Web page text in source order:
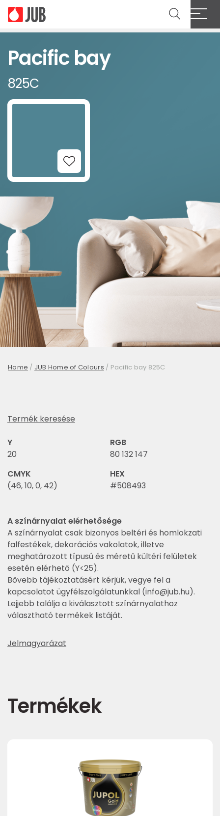
Pacific bay
825C
Add to Wishlist
Home / JUB Home of Colours / Pacific bay 825C
Termék keresése
Y
20
RGB
80 132 147
CMYK
(46, 10, 0, 42)
HEX
#508493
A színárnyalat elérhetősége
A színárnyalat csak bizonyos beltéri és homlokzati
falfestékek, dekorációs vakolatok, illetve
meghatározott típusú és méretű kültéri felületek
esetén elérhető (Y<25).
Bővebb tájékoztatásért kérjük, vegye fel a
kapcsolatot ügyfélszolgálatunkkal (info@jub.hu).
Lejjebb találja a kiválasztott színárnyalathoz
választható termékek listáját.
Jelmagyarázat
Termékek